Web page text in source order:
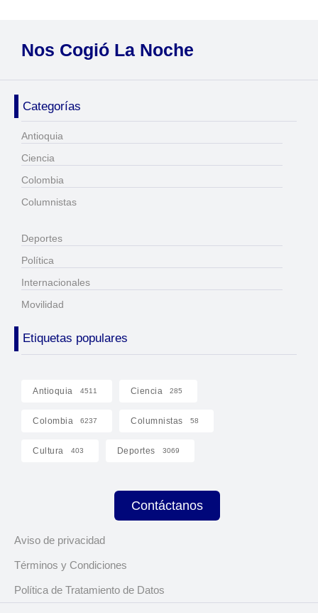
Nos Cogió La Noche
Categorías
Antioquia
Ciencia
Colombia
Columnistas
Deportes
Política
Internacionales
Movilidad
Etiquetas populares
Antioquia 4511 Ciencia 285
Colombia 6237 Columnistas 58
Cultura 403 Deportes 3069
Contáctanos
Aviso de privacidad
Términos y Condiciones
Política de Tratamiento de Datos